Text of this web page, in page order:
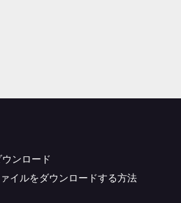
ンロード
イルをダウンロードする方法